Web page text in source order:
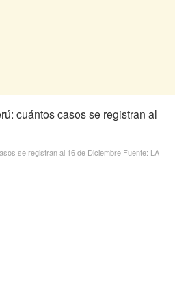
se registran al 16 de Diciembre Fuente: LA